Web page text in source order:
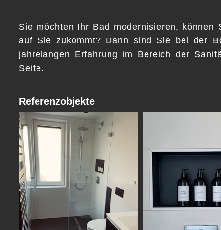
Sie möchten Ihr Bad modernisieren,
auf Sie zukommt? Dann sind Sie bei der
jahrelangen Erfahrung im Bereich der
Seite.
Referenzobjekte